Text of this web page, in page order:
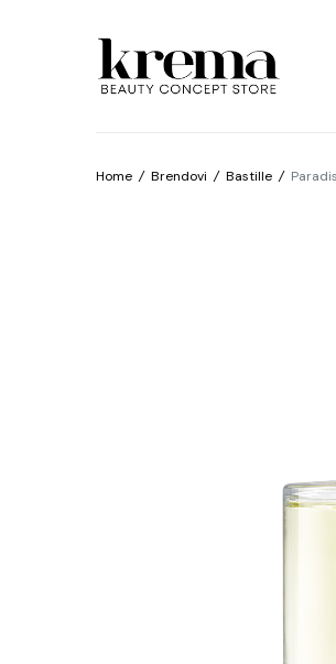
Home / Brendovi / Bastille /